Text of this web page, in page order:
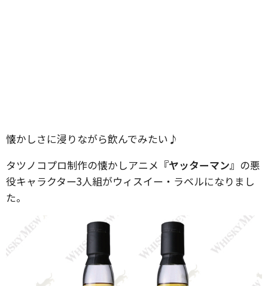
懐かしさに浸りながら飲んでみたい♪
タツノコプロ制作の懐かしアニメ 『ヤッターマン』 の悪
役キャラクター3人組がウィスイー・ラベルになりまし
た。